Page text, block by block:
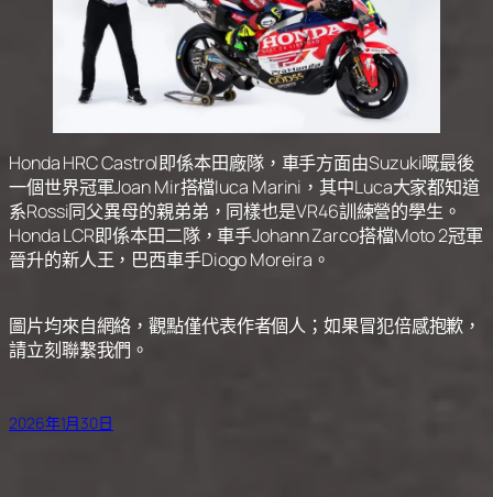
Honda HRC Castrol即係本田廠隊，車手方面由Suzuki嘅最後
一個世界冠軍Joan Mir搭檔luca Marini，其中Luca大家都知道
系Rossi同父異母的親弟弟，同樣也是VR46訓練營的學生。
Honda LCR即係本田二隊，車手Johann Zarco搭檔Moto 2冠軍
晉升的新人王，巴西車手Diogo Moreira。
圖片均來自網絡，觀點僅代表作者個人；如果冒犯倍感抱歉，
請立刻聯繫我們。
2026年1月30日